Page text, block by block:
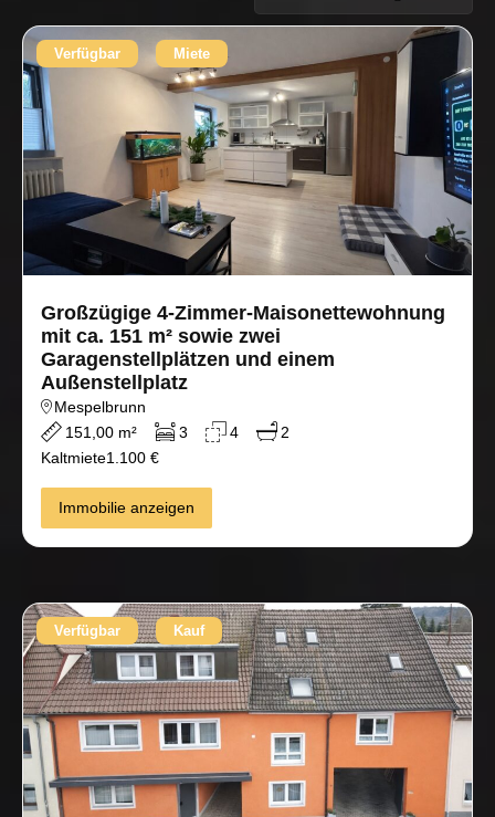
Verfügbar Miete
Großzügige 4-Zimmer-Maisonettewohnung
mit ca. 151 m² sowie zwei
Garagenstellplätzen und einem
Außenstellplatz
Mespelbrunn
151,00 m²
3 4
2
Kaltmiete1.100 €
Immobilie anzeigen
Verfügbar Kauf